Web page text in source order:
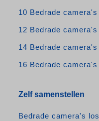
10 Bedrade camera's
12 Bedrade camera's
14 Bedrade camera's
16 Bedrade camera's
Zelf samenstellen
Bedrade camera's los